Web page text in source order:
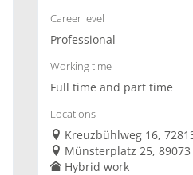
Career level
Professional
Working time
Full time and part time
Locations
Kreuzbühlweg 16,
Münsterplatz 25,
Hybrid work